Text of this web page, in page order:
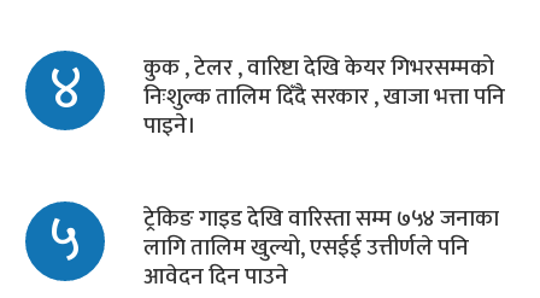
४ कुक , टेलर , वारिष्टा देखि केयर गिभरसम्मको
निःशुल्क तालिम दिँदै सरकार , खाजा भत्ता पनि
पाइने।
५ ट्रेकिङ गाइड देखि वारिस्ता सम्म ७५४ जनाका
लागि तालिम खुल्यो, एसईई उत्तीर्णले पनि
आवेदन दिन पाउने